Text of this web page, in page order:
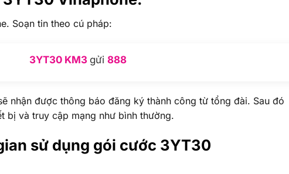
Soạn tin theo cú pháp:
3YT30 KM3 gửi 888
nhận được thông báo đăng ký thành công từ tổng đài. Sau đó
bị và truy cập mạng như bình thường.
sử dụng gói cước 3YT30